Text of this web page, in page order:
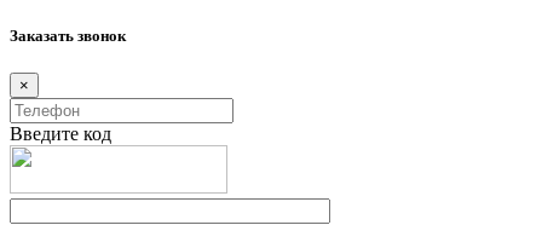
Заказать звонок
×
Введите код